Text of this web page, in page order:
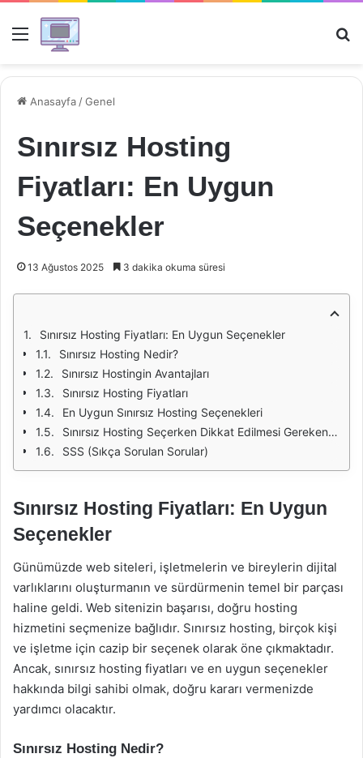
Menü
Anasayfa /Genel
Sınırsız Hosting
Fiyatları: En Uygun
Seçenekler
13 Ağustos 2025 3 dakika okuma süresi
Sınırsız Hosting Fiyatları: En Uygun Seçenekler
Sınırsız Hosting Nedir?
Sınırsız Hostingin Avantajları
Sınırsız Hosting Fiyatları
En Uygun Sınırsız Hosting Seçenekleri
Sınırsız Hosting Seçerken Dikkat Edilmesi Gerekenler
SSS (Sıkça Sorulan Sorular)
Sınırsız Hosting Fiyatları: En Uygun
Seçenekler
Günümüzde web siteleri, işletmelerin ve bireylerin dijital
varlıklarını oluşturmanın ve sürdürmenin temel bir parçası
haline geldi. Web sitenizin başarısı, doğru hosting
hizmetini seçmenize bağlıdır. Sınırsız hosting, birçok kişi
ve işletme için cazip bir seçenek olarak öne çıkmaktadır.
Ancak, sınırsız hosting fiyatları ve en uygun seçenekler
hakkında bilgi sahibi olmak, doğru kararı vermenizde
yardımcı olacaktır.
Sınırsız Hosting Nedir?